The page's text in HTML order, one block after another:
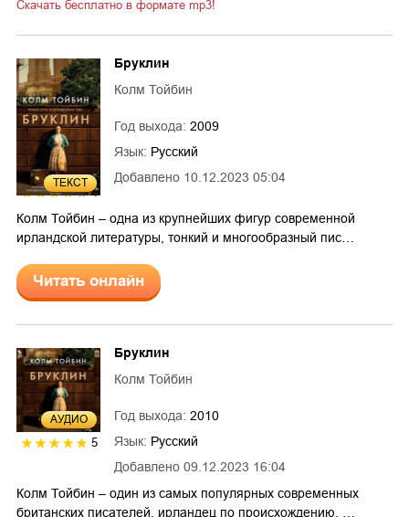
Скачать бесплатно в формате mp3!
ТЕКСТ
4
Добавлено 10.12.2023 05:04
Бруклин
Колм Тойбин
Год выхода: 2009
Язык: Русский
Колм Тойбин – одна из крупнейших фигур современной
ирландской литературы, тонкий и многообразный пис…
Читать онлайн
AУДИО
5
Добавлено 09.12.2023 16:04
Бруклин
Колм Тойбин
Год выхода: 2010
Язык: Русский
Колм Тойбин – один из самых популярных современных
британских писателей, ирландец по происхождению. …